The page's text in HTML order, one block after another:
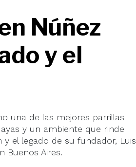
Núñez
y el
una de las mejores parrillas
y un ambiente que rinde
el legado de su fundador, Luis
Buenos Aires.